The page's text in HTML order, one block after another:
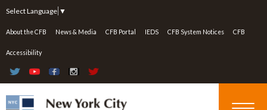
Select Language ▼
About the CFB News & Media CFB Portal IEDS CFB System Notices CFB
Accessibility